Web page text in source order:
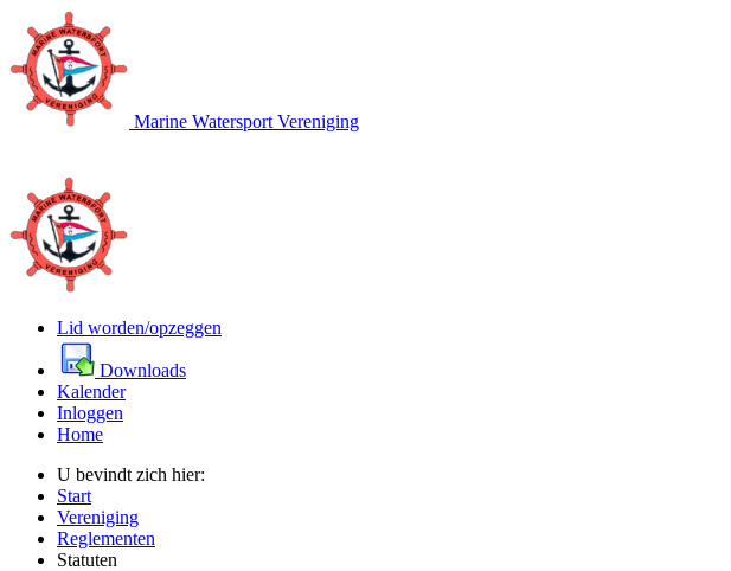
Marine Watersport Vereniging
Lid worden/opzeggen
Downloads
Kalender
Inloggen
Home
U bevindt zich hier:
Start
Vereniging
Reglementen
Statuten